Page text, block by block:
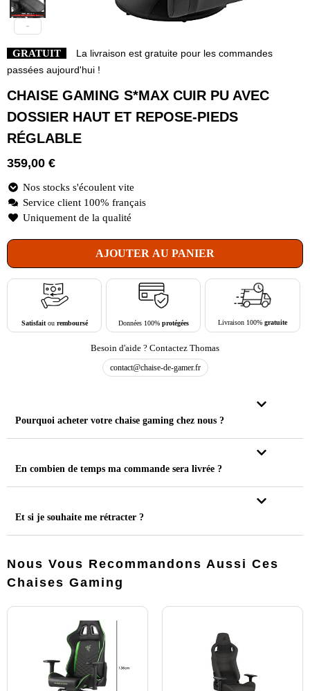
GRATUIT
La livraison est gratuite pour les commandes
passées aujourd'hui !
CHAISE GAMING S*MAX CUIR PU AVEC
DOSSIER HAUT ET REPOSE-PIEDS
RÉGLABLE
359,00 €
Nos stocks s'écoulent vite
Service client 100% français
Uniquement de la qualité
AJOUTER AU PANIER
Satisfaitou remboursé Données 100% protégées Livraison 100%gratuite
Besoin d'aide ? Contactez Thomas
contact@chaise-de-gamer.fr
Pourquoi acheter votre chaise gaming chez nous ?
En combien de temps ma commande sera livrée ?
Et si je souhaite me rétracter ?
Nous Vous Recommandons Aussi Ces
Chaises Gaming